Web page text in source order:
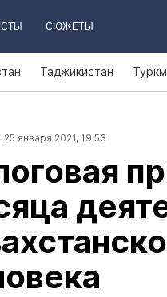
СЮЖЕТЫ
Таджикистан
25 января 2021, 19:53